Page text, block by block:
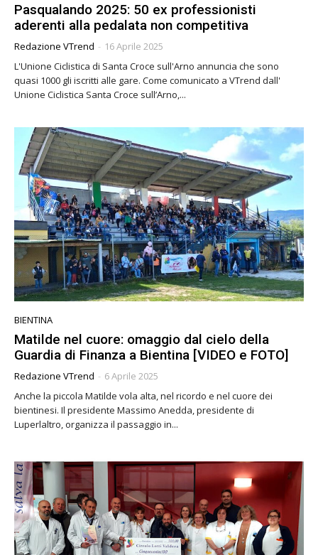
Pasqualando 2025: 50 ex professionisti
aderenti alla pedalata non competitiva
Redazione VTrend - 16 Aprile 2025
L'Unione Ciclistica di Santa Croce sull'Arno annuncia che sono
quasi 1000 gli iscritti alle gare. Come comunicato a VTrend dall'
Unione Ciclistica Santa Croce sull’Arno,...
BIENTINA
Matilde nel cuore: omaggio dal cielo della
Guardia di Finanza a Bientina [VIDEO e FOTO]
Redazione VTrend - 6 Aprile 2025
Anche la piccola Matilde vola alta, nel ricordo e nel cuore dei
bientinesi. Il presidente Massimo Anedda, presidente di
Luperlaltro, organizza il passaggio in...